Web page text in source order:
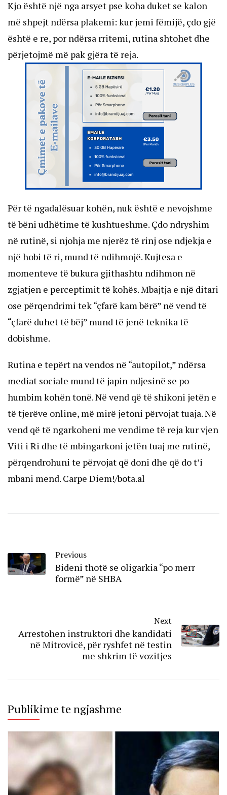
Kjo është një nga arsyet pse koha duket se kalon
më shpejt ndërsa plakemi: kur jemi fëmijë, çdo gjë
është e re, por ndërsa rritemi, rutina shtohet dhe
përjetojmë më pak gjëra të reja.
Për të ngadalësuar kohën, nuk është e nevojshme
të bëni udhëtime të kushtueshme. Çdo ndryshim
në rutinë, si njohja me njerëz të rinj ose ndjekja e
një hobi të ri, mund të ndihmojë. Kujtesa e
momenteve të bukura gjithashtu ndihmon në
zgjatjen e perceptimit të kohës. Mbajtja e një ditari
ose përqendrimi tek “çfarë kam bërë” në vend të
“çfarë duhet të bëj” mund të jenë teknika të
dobishme.
Rutina e tepërt na vendos në “autopilot,” ndërsa
mediat sociale mund të japin ndjesinë se po
humbim kohën tonë. Në vend që të shikoni jetën e
të tjerëve online, më mirë jetoni përvojat tuaja. Në
vend që të ngarkoheni me vendime të reja kur vjen
Viti i Ri dhe të mbingarkoni jetën tuaj me rutinë,
përqendrohuni te përvojat që doni dhe që do t’i
mbani mend. Carpe Diem!/bota.al
Previous
Bideni thotë se oligarkia “po merr
formë” në SHBA
Next
Arrestohen instruktori dhe kandidati
në Mitrovicë, për ryshfet në testin
me shkrim të vozitjes
Publikime te ngjashme